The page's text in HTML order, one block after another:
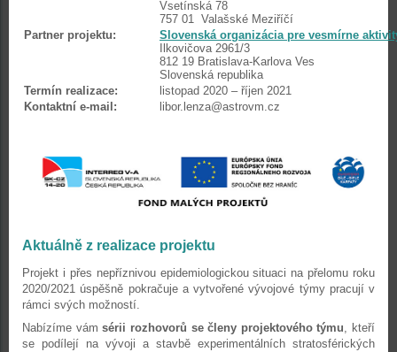
Vsetínská 78
757 01 Valašské Meziříčí
Partner projektu:
Slovenská organizácia pre vesmírne
Ilkovičova 2961/3
812 19 Bratislava-Karlova Ves
Slovenská republika
Termín realizace:
listopad 2020 – říjen 2021
Kontaktní e-mail:
libor.lenza@astrovm.cz
Aktuálně z realizace projektu
Projekt i přes nepříznivou epidemiologickou situaci na přelomu roku
2020/2021 úspěšně pokračuje a vytvořené vývojové týmy pracují v
rámci svých možností.
Nabízíme vám sérii rozhovorů se členy projektového týmu, kteří
se podílejí na vývoji a stavbě experimentálních stratosférických